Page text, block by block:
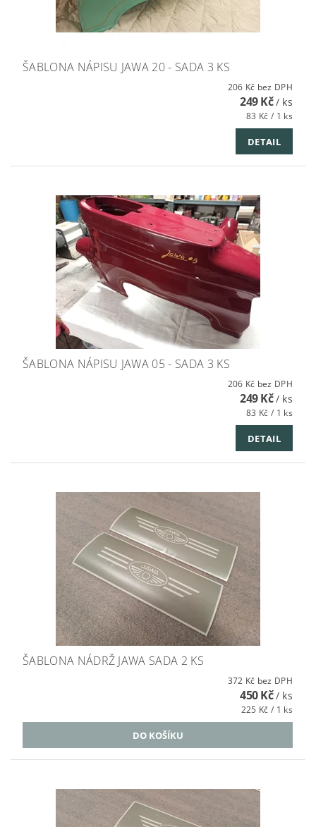
ŠABLONA NÁPISU JAWA 20 - SADA 3 KS
206 Kč bez DPH
249 Kč/ ks
83 Kč / 1 ks
DETAIL
ŠABLONA NÁPISU JAWA 05 - SADA 3 KS
206 Kč bez DPH
249 Kč/ ks
83 Kč / 1 ks
DETAIL
ŠABLONA NÁDRŽ JAWA SADA 2 KS
372 Kč bez DPH
450 Kč/ ks
225 Kč / 1 ks